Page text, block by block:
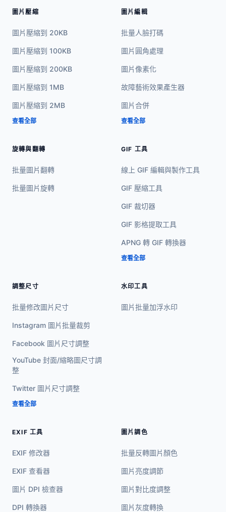
圖片壓縮
圖片壓縮到 20KB
圖片壓縮到 100KB
圖片壓縮到 200KB
圖片壓縮到 1MB
圖片壓縮到 2MB
查看全部
圖片編輯
批量人臉打碼
圖片圓角處理
圖片像素化
故障藝術效果產生器
圖片合併
查看全部
旋轉與翻轉
批量圖片翻轉
批量圖片旋轉
GIF 工具
線上 GIF 編輯與製作工具
GIF 壓縮工具
GIF 裁切器
GIF 影格提取工具
APNG 轉 GIF 轉換器
查看全部
調整尺寸
批量修改圖片尺寸
Instagram 圖片批量裁剪
Facebook 圖片尺寸調整
YouTube 封面/縮略圖尺寸調
整
Twitter 圖片尺寸調整
查看全部
水印工具
圖片批量加浮水印
EXIF 工具
EXIF 修改器
EXIF 查看器
圖片 DPI 檢查器
DPI 轉換器
圖片調色
批量反轉圖片顏色
圖片亮度調節
圖片對比度調整
圖片灰度轉換